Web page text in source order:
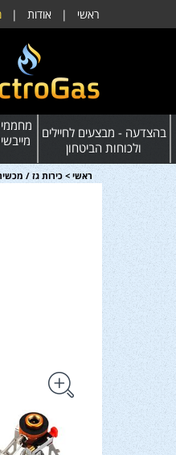
ראשי | אודות |
בהצדעה - מבצעים לחיילים
ולכוחות הביטחון
ראשי >כירות גז /